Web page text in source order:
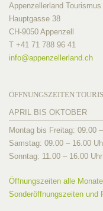
Appenzellerland Tourismus
Hauptgasse 38
CH-9050 Appenzell
T +41 71 788 96 41
info@appenzellerland.ch
ÖFFNUNGSZEITEN
APRIL BIS OKTOBER
Montag bis Freitag: 09.00
Samstag: 09.00 – 16.00
Sonntag: 11.00 – 16.00 Uhr
Öffnungszeiten alle Monate
Sonderöffnungszeiten und